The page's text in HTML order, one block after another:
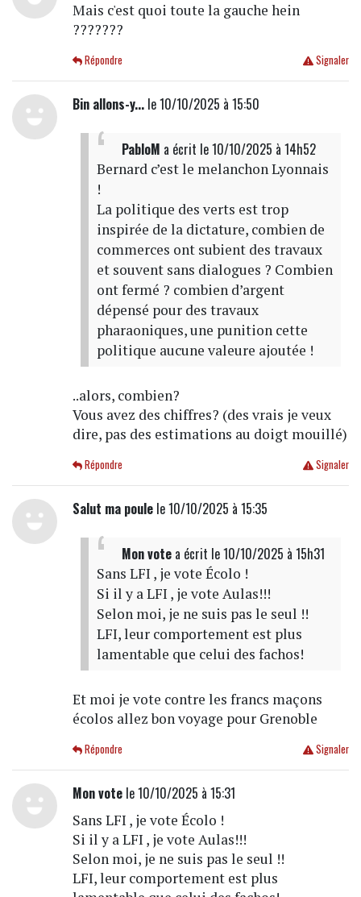
Mais c'est quoi toute la gauche hein
???????
Signaler
Répondre
Bin allons-y...le 10/10/2025 à 15:50
PabloM a écrit le 10/10/2025 à 14h52
Bernard c’est le melanchon Lyonnais
!
La politique des verts est trop
inspirée de la dictature, combien de
commerces ont subient des travaux
et souvent sans dialogues ? Combien
ont fermé ? combien d’argent
dépensé pour des travaux
pharaoniques, une punition cette
politique aucune valeure ajoutée !
..alors, combien?
Vous avez des chiffres? (des vrais je veux
dire, pas des estimations au doigt mouillé)
Signaler
Répondre
Salut ma poulele 10/10/2025 à 15:35
Mon votea écrit le 10/10/2025 à 15h31
Sans LFI , je vote Écolo !
Si il y a LFI , je vote Aulas!!!
Selon moi, je ne suis pas le seul !!
LFI, leur comportement est plus
lamentable que celui des fachos!
Et moi je vote contre les francs maçons
écolos allez bon voyage pour Grenoble
Signaler
Répondre
Mon votele 10/10/2025 à 15:31
Sans LFI , je vote Écolo !
Si il y a LFI , je vote Aulas!!!
Selon moi, je ne suis pas le seul !!
LFI, leur comportement est plus